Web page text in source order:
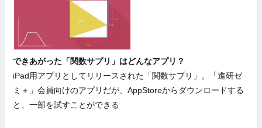
できあがった「関数サプリ」はどんなアプリ？
iPad用アプリとしてリリースされた「関数サプリ」。「進研ゼ
ミ＋」会員向けのアプリだが、AppStoreからダウンロードする
と、一部を試すことができる